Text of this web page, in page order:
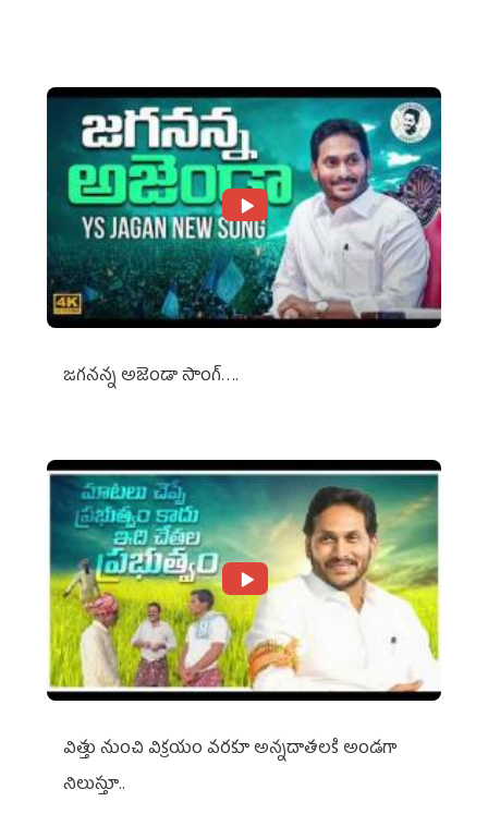
జగనన్న అజెండా సాంగ్….
విత్తు నుంచి విక్రయం వరకూ అన్నదాతలకి అండగా
నిలుస్తూ..